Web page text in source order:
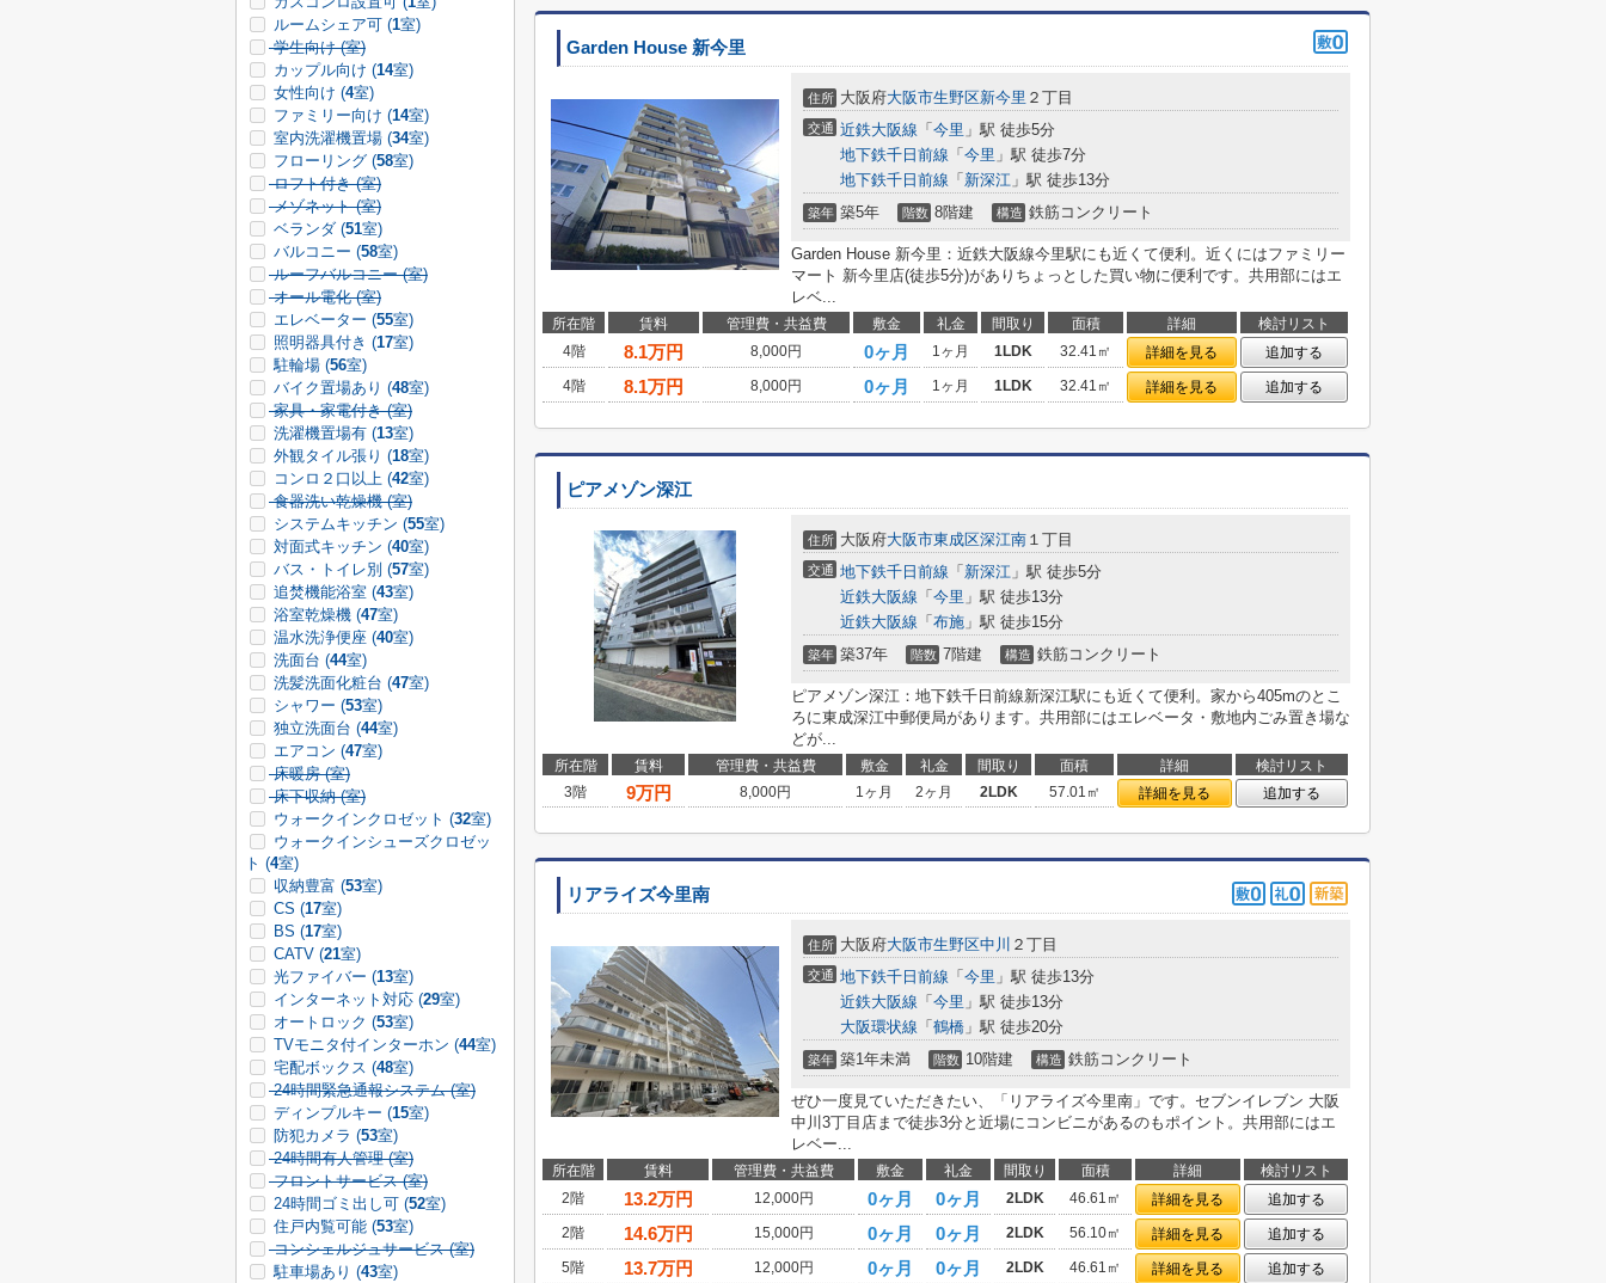
Garden House 新今里
住所 大阪府大阪市生野区新今里 ２丁目
交通 近鉄大阪線 「 今里 」駅 徒歩5分
地下鉄千日前線 「 今里 」駅 徒歩7分
地下鉄千日前線 「 新深江 」駅 徒歩13分
築年 築5年 階数 8階建 構造 鉄筋コンクリート
Garden House 新今里：近鉄大阪線今里駅にも近くて便利。近くにはファミリー
マート 新今里店(徒歩5分)がありちょっとした買い物に便利です。共用部にはエ
レベ...
所在階 賃料 管理費・共益費 敷金 礼金 間取り 面積 詳細
検討リスト
4階
8.1万円 8,000円 0ヶ月 1ヶ月 1LDK 32.41㎡ 詳細を見る
追加する
4階
8.1万円 8,000円 0ヶ月 1ヶ月 1LDK 32.41㎡ 詳細を見る 追加する
ピアメゾン深江
住所 大阪府大阪市東成区深江南 １丁目
交通 地下鉄千日前線 「 新深江 」駅 徒歩5分
近鉄大阪線 「 今里 」駅 徒歩13分
近鉄大阪線 「 布施 」駅 徒歩15分
築年 築37年 階数 7階建 構造 鉄筋コンクリート
ピアメゾン深江：地下鉄千日前線新深江駅にも近くて便利。家から405mのとこ
ろに東成深江中郵便局があります。共用部にはエレベータ・敷地内ごみ置き場な
どが...
所在階 賃料 管理費・共益費 敷金 礼金 間取り 面積 詳細
検討リスト
3階
9万円 8,000円 1ヶ月 2ヶ月 2LDK 57.01㎡ 詳細を見る 追加する
リアライズ今里南
住所 大阪府大阪市生野区中川 ２丁目
交通 地下鉄千日前線 「 今里 」駅 徒歩13分
近鉄大阪線 「 今里 」駅 徒歩13分
大阪環状線 「 鶴橋 」駅 徒歩20分
築年 築1年未満 階数 10階建 構造 鉄筋コンクリート
ぜひ一度見ていただきたい、「リアライズ今里南」です。セブンイレブン 大阪
中川3丁目店まで徒歩3分と近場にコンビニがあるのもポイント。共用部にはエ
レベー...
所在階 賃料 管理費・共益費 敷金 礼金 間取り 面積 詳細
検討リスト
2階
13.2万円 12,000円 0ヶ月 0ヶ月 2LDK 46.61㎡ 詳細を見る
追加する
2階
14.6万円 15,000円 0ヶ月 0ヶ月 2LDK 56.10㎡ 詳細を見る
追加する
5階
13.7万円 12,000円 0ヶ月 0ヶ月 2LDK 46.61㎡ 詳細を見る
追加する
ルームシェア可 (1室)
学生向け (室)
カップル向け (14室)
女性向け (4室)
ファミリー向け (14室)
室内洗濯機置場 (34室)
フローリング (58室)
ロフト付き (室)
メゾネット (室)
ベランダ (51室)
バルコニー (58室)
ルーフバルコニー (室)
オール電化 (室)
エレベーター (55室)
照明器具付き (17室)
駐輪場 (56室)
バイク置場あり (48室)
家具・家電付き (室)
洗濯機置場有 (13室)
外観タイル張り (18室)
コンロ２口以上 (42室)
食器洗い乾燥機 (室)
システムキッチン (55室)
対面式キッチン (40室)
バス・トイレ別 (57室)
追焚機能浴室 (43室)
浴室乾燥機 (47室)
温水洗浄便座 (40室)
洗面台 (44室)
洗髪洗面化粧台 (47室)
シャワー (53室)
独立洗面台 (44室)
エアコン (47室)
床暖房 (室)
床下収納 (室)
ウォークインクロゼット (32室)
ウォークインシューズクロゼッ
ト (4室)
収納豊富 (53室)
CS (17室)
BS (17室)
CATV (21室)
光ファイバー (13室)
インターネット対応 (29室)
オートロック (53室)
TVモニタ付インターホン (44室)
宅配ボックス (48室)
24時間緊急通報システム (室)
ディンプルキー (15室)
防犯カメラ (53室)
24時間有人管理 (室)
フロントサービス (室)
24時間ゴミ出し可 (52室)
住戸内覧可能 (53室)
コンシェルジュサービス (室)
駐車場あり (43室)